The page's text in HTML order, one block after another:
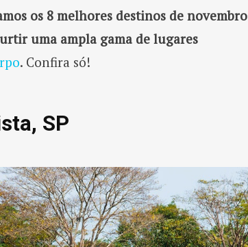
os 8 melhores destinos de novembro
uma ampla gama de lugares
. Confira só!
SP